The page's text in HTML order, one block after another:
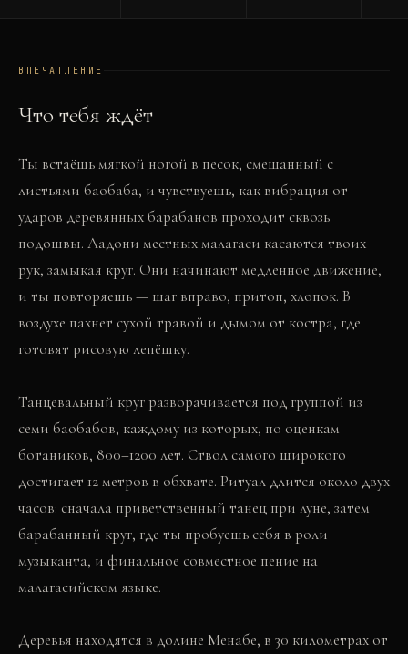
ВПЕЧАТЛЕНИЕ
Что тебя ждёт
Ты встаёшь мягкой ногой в песок, смешанный с
листьями баобаба, и чувствуешь, как вибрация от
ударов деревянных барабанов проходит сквозь
подошвы. Ладони местных малагаси касаются твоих
рук, замыкая круг. Они начинают медленное движение,
и ты повторяешь — шаг вправо, притоп, хлопок. В
воздухе пахнет сухой травой и дымом от костра, где
готовят рисовую лепёшку.
Танцевальный круг разворачивается под группой из
семи баобабов, каждому из которых, по оценкам
ботаников, 800–1200 лет. Ствол самого широкого
достигает 12 метров в обхвате. Ритуал длится около двух
часов: сначала приветственный танец при луне, затем
барабанный круг, где ты пробуешь себя в роли
музыканта, и финальное совместное пение на
малагасийском языке.
Деревья находятся в долине Менабе, в 30 километрах от